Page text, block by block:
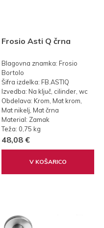
Frosio Asti Q črna
Blagovna znamka: Frosio
Bortolo
Šifra izdelka: FB.ASTIQ
Izvedba: Na ključ, cilinder, wc
Obdelava: Krom, Mat krom,
Mat nikelj, Mat črna
Material: Zamak
Teža: 0,75 kg
48,08 €
V KOŠARICO